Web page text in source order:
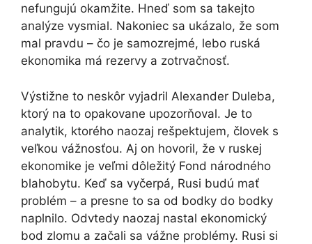
nefungujú okamžite. Hneď som sa takejto
analýze vysmial. Nakoniec sa ukázalo, že som
mal pravdu – čo je samozrejmé, lebo ruská
ekonomika má rezervy a zotrvačnosť.
Výstižne to neskôr vyjadril Alexander Duleba,
ktorý na to opakovane upozorňoval. Je to
analytik, ktorého naozaj rešpektujem, človek s
veľkou vážnosťou. Aj on hovoril, že v ruskej
ekonomike je veľmi dôležitý Fond národného
blahobytu. Keď sa vyčerpá, Rusi budú mať
problém – a presne to sa od bodky do bodky
naplnilo. Odvtedy naozaj nastal ekonomický
bod zlomu a začali sa vážne problémy. Rusi si